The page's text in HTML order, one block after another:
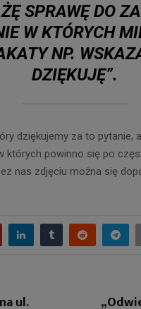
SPRAWĘ DO
W KTÓRYCH
NP.
DZIĘKUJĘ”.
dziękujemy za to pytanie,
których powinno się po
nas zdjęciu można się
ul.